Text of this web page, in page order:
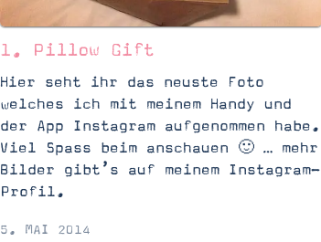
1. Pillow Gift
Hier seht ihr das neuste Foto
welches ich mit meinem Handy und
der App Instagram aufgenommen habe.
Viel Spass beim anschauen 🙂 … mehr
Bilder gibt’s auf meinem Instagram-
Profil.
5. MAI 2014